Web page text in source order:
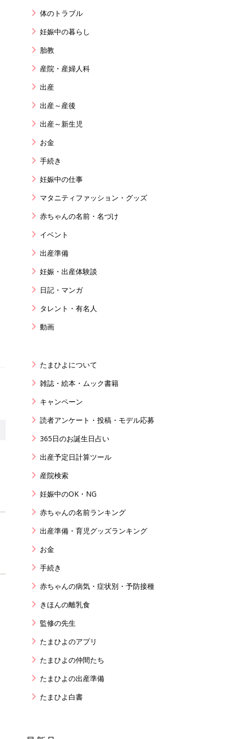
体のトラブル
妊娠中の暮らし
胎教
産院・産婦人科
出産
出産～産後
出産～新生児
お金
手続き
妊娠中の仕事
マタニティファッション・グッズ
赤ちゃんの名前・名づけ
イベント
出産準備
妊娠・出産体験談
日記・マンガ
タレント・有名人
動画
たまひよについて
雑誌・絵本・ムック書籍
キャンペーン
読者アンケート・投稿・モデル応募
365日のお誕生日占い
出産予定日計算ツール
産院検索
妊娠中のOK・NG
赤ちゃんの名前ランキング
出産準備・育児グッズランキング
お金
手続き
赤ちゃんの病気・症状別・予防接種
きほんの離乳食
監修の先生
たまひよのアプリ
たまひよの仲間たち
たまひよの出産準備
たまひよ白書